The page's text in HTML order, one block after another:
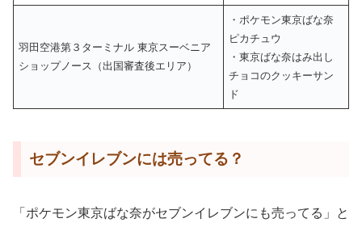
羽田空港第３ターミナル 東京スーベニア
ショップノース（出国審査後エリア）
・ポケモン東京ばな奈
ピカチュウ
・東京ばな奈はみ出し
チョコのクッキーサン
ド
セブンイレブンには売ってる？
「ポケモン東京ばな奈がセブンイレブンにも売ってる」と